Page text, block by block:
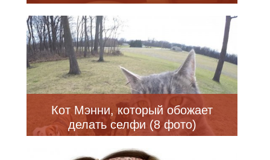
Кот Мэнни, который обожает
делать селфи (8 фото)